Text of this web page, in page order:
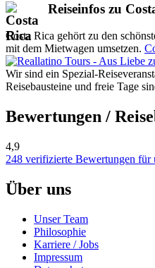
Reiseinfos zu
Costa Rica gehört zu den
mit dem Mietwagen umsetzen.
Wir sind ein Spezial-
Reisebausteine und freie Tage
Bewertungen /
4,9
248 verifizierte Bewertungen für
Über uns
Unser Team
Philosophie
Karriere / Jobs
Impressum